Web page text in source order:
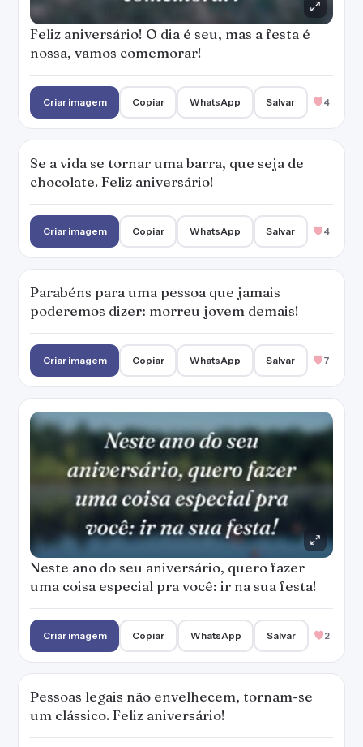
Feliz aniversário! O dia é seu, mas a festa é
nossa, vamos comemorar!
Criar imagem Copiar WhatsApp Salvar 4
Se a vida se tornar uma barra, que seja de
chocolate. Feliz aniversário!
Criar imagem Copiar WhatsApp Salvar 4
Parabéns para uma pessoa que jamais
poderemos dizer: morreu jovem demais!
Criar imagem Copiar WhatsApp Salvar 7
Neste ano do seu aniversário, quero fazer
uma coisa especial pra você: ir na sua festa!
Criar imagem Copiar WhatsApp Salvar 2
Pessoas legais não envelhecem, tornam-se
um clássico. Feliz aniversário!